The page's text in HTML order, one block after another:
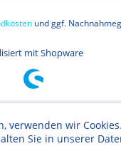
und ggf.
mit Shopware
wir
Sie in unserer